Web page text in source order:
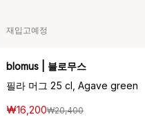
재입고예정
blomus | 블로무스
필라 머그 25 cl, Agave green
₩16,200₩20,400